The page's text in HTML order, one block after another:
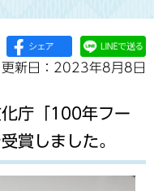
更新日：2023年8月8日
庁「100年フー
賞しました。